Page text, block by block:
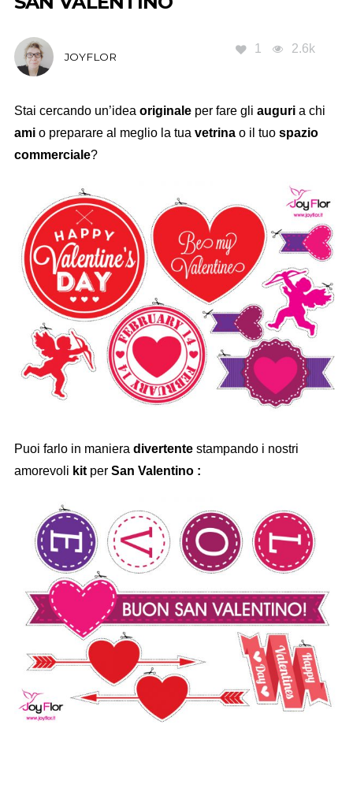
JOYFLOR
1 2.6k
Stai cercando un’idea originaleper fare gli auguria chi
amio preparare al meglio la tua vetrinao il tuo spazio
commerciale?
Puoi farlo in maniera divertentestampando i nostri
amorevoli kit per San Valentino: